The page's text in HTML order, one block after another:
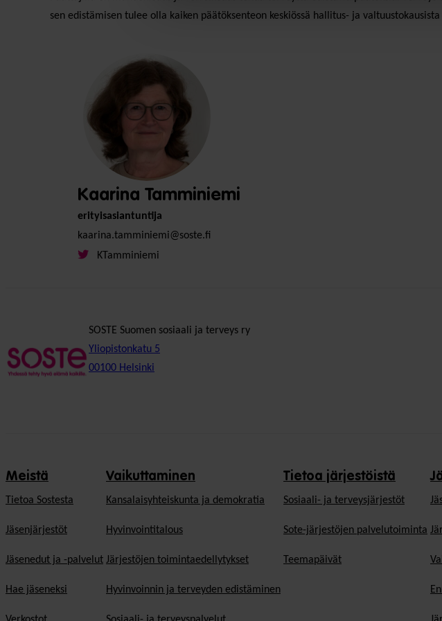
sen edistämisen tulee olla kaiken päätöksenteon keskiössä hallitus- ja
Kaarina Tamminiemi
erityisasiantuntija
kaarina.tamminiemi@soste.fi
KTamminiemi
SOSTE Suomen sosiaali ja terveys ry
Yliopistonkatu 5
00100 Helsinki
Meistä
Tietoa Sostesta
Jäsenjärjestöt
Jäsenedut ja -palvelut
Hae jäseneksi
Vaikuttaminen
Kansalaisyhteiskunta ja demokratia
Hyvinvointitalous
Järjestöjen toimintaedellytykset
Hyvinvoinnin ja terveyden edistäminen
Tietoa järjestöistä
Sosiaali- ja terveysjärjestöt
Sote-järjestöjen palvelutoiminta
Teemapäivät